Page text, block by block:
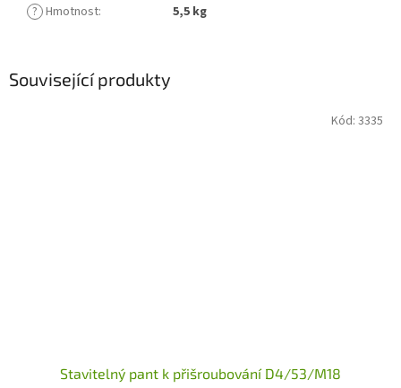
Související produkty
Stavitelný pant k přišroubování D4/53/M18
Kód: 3335
? Hmotnost: 5,5 kg